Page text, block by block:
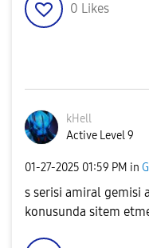
0 Likes
kHell
Active Level 9
‎01-27-2025 01:59 PM in
s serisi amiral gemisi
konusunda sitem